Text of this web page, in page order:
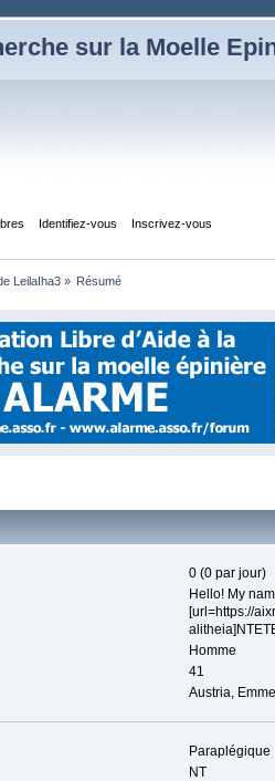
sur la Moelle
Identifiez-vous Inscrivez-vous
LeilaIha3» Résumé
0 (0 par jour)
Hello! My
[url=https://
Homme
41
Austria,
Paraplégique
NT